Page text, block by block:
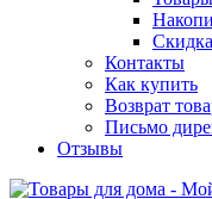
Контакты
Как купить
Возврат
Письмо
Отзывы